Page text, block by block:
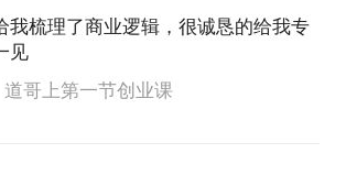
我梳理了商业逻辑，很诚恳的给我专
见
哥上第一节创业课